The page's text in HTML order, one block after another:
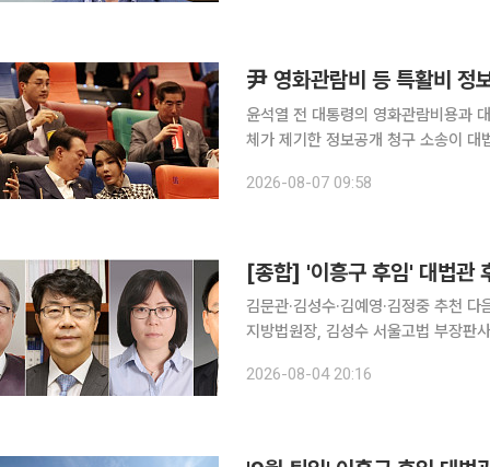
尹 영화관람비 등 특활비 정
윤석열 전 대통령의 영화관람비용과
체가 제기한 정보공개 청구 소송이 대
법조계에 따르면 대법원 1부(노경필
2026-08-07 09:58
[종합] '이흥구 후임' 대법관
김문관·김성수·김예영·김정중 추천 다음 달 7일 퇴임하는 이흥구 대법관의 후임 후보가 김문관 부산
지방법원장, 김성수 서울고법 부장판
들의 경력과 주요 판결, 재산, 병역, 형
2026-08-04 20:16